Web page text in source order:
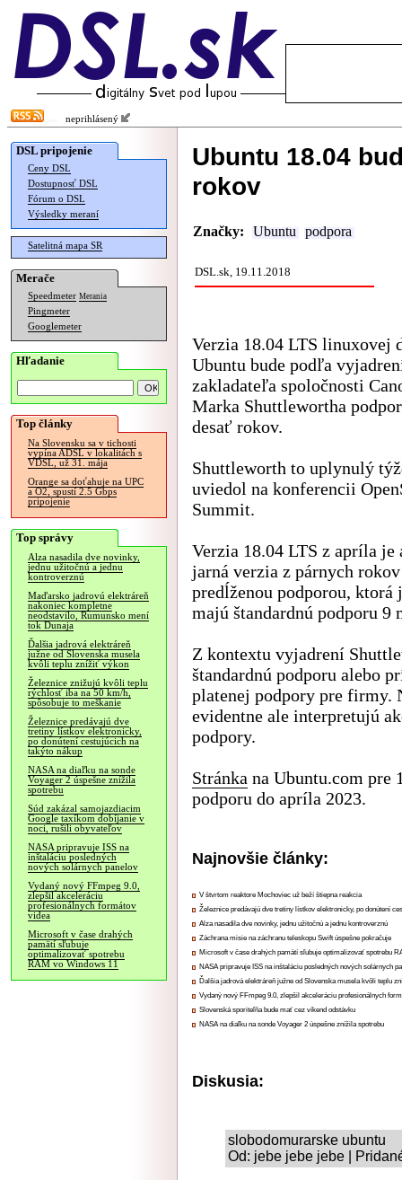
neprihlásený
DSL pripojenie
Ceny DSL
Dostupnosť DSL
Fórum o DSL
Výsledky meraní
Satelitná mapa SR
Merače
Speedmeter Merania
Pingmeter
Googlemeter
Hľadanie
Top články
Na Slovensku sa v tichosti
vypína ADSL v lokalitách s
VDSL, už 31. mája
Orange sa doťahuje na UPC
a O2, spustí 2.5 Gbps
pripojenie
Top správy
Alza nasadila dve novinky,
jednu užitočnú a jednu
kontroverznú
Maďarsko jadrovú elektráreň
nakoniec kompletne
neodstavilo, Rumunsko mení
tok Dunaja
Ďalšia jadrová elektráreň
južne od Slovenska musela
kvôli teplu znížiť výkon
Železnice znižujú kvôli teplu
rýchlosť iba na 50 km/h,
spôsobuje to meškanie
Železnice predávajú dve
tretiny lístkov elektronicky,
po donútení cestujúcich na
takýto nákup
NASA na diaľku na sonde
Voyager 2 úspešne znížila
spotrebu
Súd zakázal samojazdiacim
Google taxíkom dobíjanie v
noci, rušili obyvateľov
NASA pripravuje ISS na
inštaláciu posledných
nových solárnych panelov
Vydaný nový FFmpeg 9.0,
zlepšil akceleráciu
profesionálnych formátov
videa
Microsoft v čase drahých
pamätí sľubuje
optimalizovať spotrebu
RAM vo Windows 11
Ubuntu 18.04
rokov
Značky: Ubuntu podpora
DSL.sk, 19.11.2018
Verzia 18.04 LTS linuxovej
Ubuntu bude podľa
zakladateľa spoločnosti
Marka Shuttlewortha
desať rokov.
Shuttleworth to uplynulý
uviedol na konferencii
Summit.
Verzia 18.04 LTS z apríla je
jarná verzia z párnych
predĺženou podporou, ktorá
majú štandardnú podporu 9
Z kontextu vyjadrení
štandardnú podporu alebo
platenej podpory pre firmy.
evidentne ale interpretujú
podpory.
Stránka na Ubuntu.com pre
podporu do apríla 2023.
Najnovšie články:
V štvrtom reaktore Mochoviec už beží štiepna reakcia
Železnice predávajú dve tretiny lístkov elektronicky, po donútení
Alza nasadila dve novinky, jednu užitočnú a jednu kontroverznú
Záchrana misie na záchranu teleskopu Swift úspešne pokračuje
Microsoft v čase drahých pamätí sľubuje optimalizovať spotrebu
NASA pripravuje ISS na inštaláciu posledných nových solárnych
Ďalšia jadrová elektráreň južne od Slovenska musela kvôli teplu
Vydaný nový FFmpeg 9.0, zlepšil akceleráciu profesionálnych
Slovenská sporiteľňa bude mať cez víkend odstávku
NASA na diaľku na sonde Voyager 2 úspešne znížila spotrebu
Diskusia:
slobodomurarske ubuntu
Od: jebe jebe jebe |